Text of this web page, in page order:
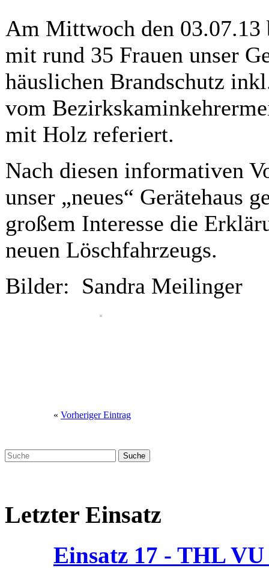
Am Mittwoch den 03.07.13
mit rund 35 Frauen unser
häuslichen Brandschutz
vom
mit Holz referiert.
Nach diesen informativen
unser „neues“ Gerätehaus
großem Interesse die
neuen Löschfahrzeugs.
Bilder: Sandra Meilinger
« Vorheriger Eintrag
Letzter Einsatz
Einsatz 17 - THL